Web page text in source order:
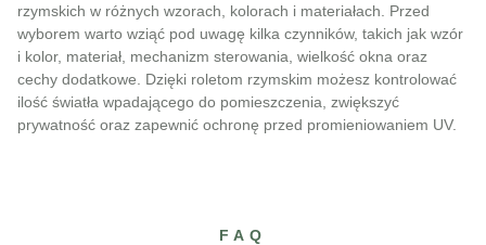
rzymskich w różnych wzorach, kolorach i materiałach. Przed
wyborem warto wziąć pod uwagę kilka czynników, takich jak wzór
i kolor, materiał, mechanizm sterowania, wielkość okna oraz
cechy dodatkowe. Dzięki roletom rzymskim możesz kontrolować
ilość światła wpadającego do pomieszczenia, zwiększyć
prywatność oraz zapewnić ochronę przed promieniowaniem UV.
FAQ